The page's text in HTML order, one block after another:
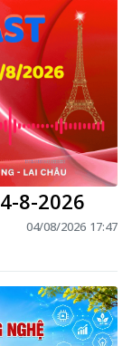
8-2026
04/08/2026 17:47